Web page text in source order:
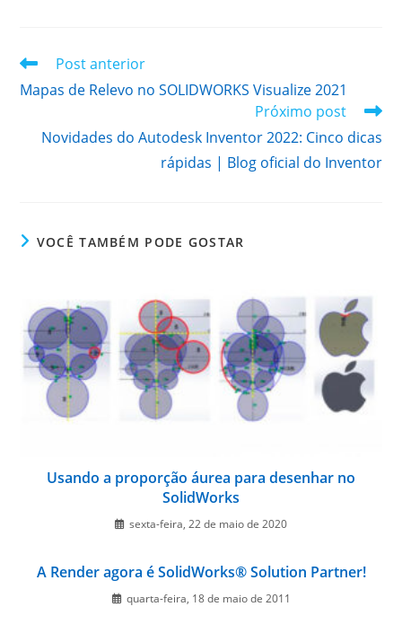
Leia
artigos
Post anterior
Mapas de Relevo no SOLIDWORKS Visualize 2021
Próximo post
Novidades do Autodesk Inventor 2022: Cinco dicas
rápidas | Blog oficial do Inventor
VOCÊ TAMBÉM PODE GOSTAR
Usando a proporção áurea para desenhar no
SolidWorks
sexta-feira, 22 de maio de 2020
A Render agora é SolidWorks® Solution Partner!
quarta-feira, 18 de maio de 2011